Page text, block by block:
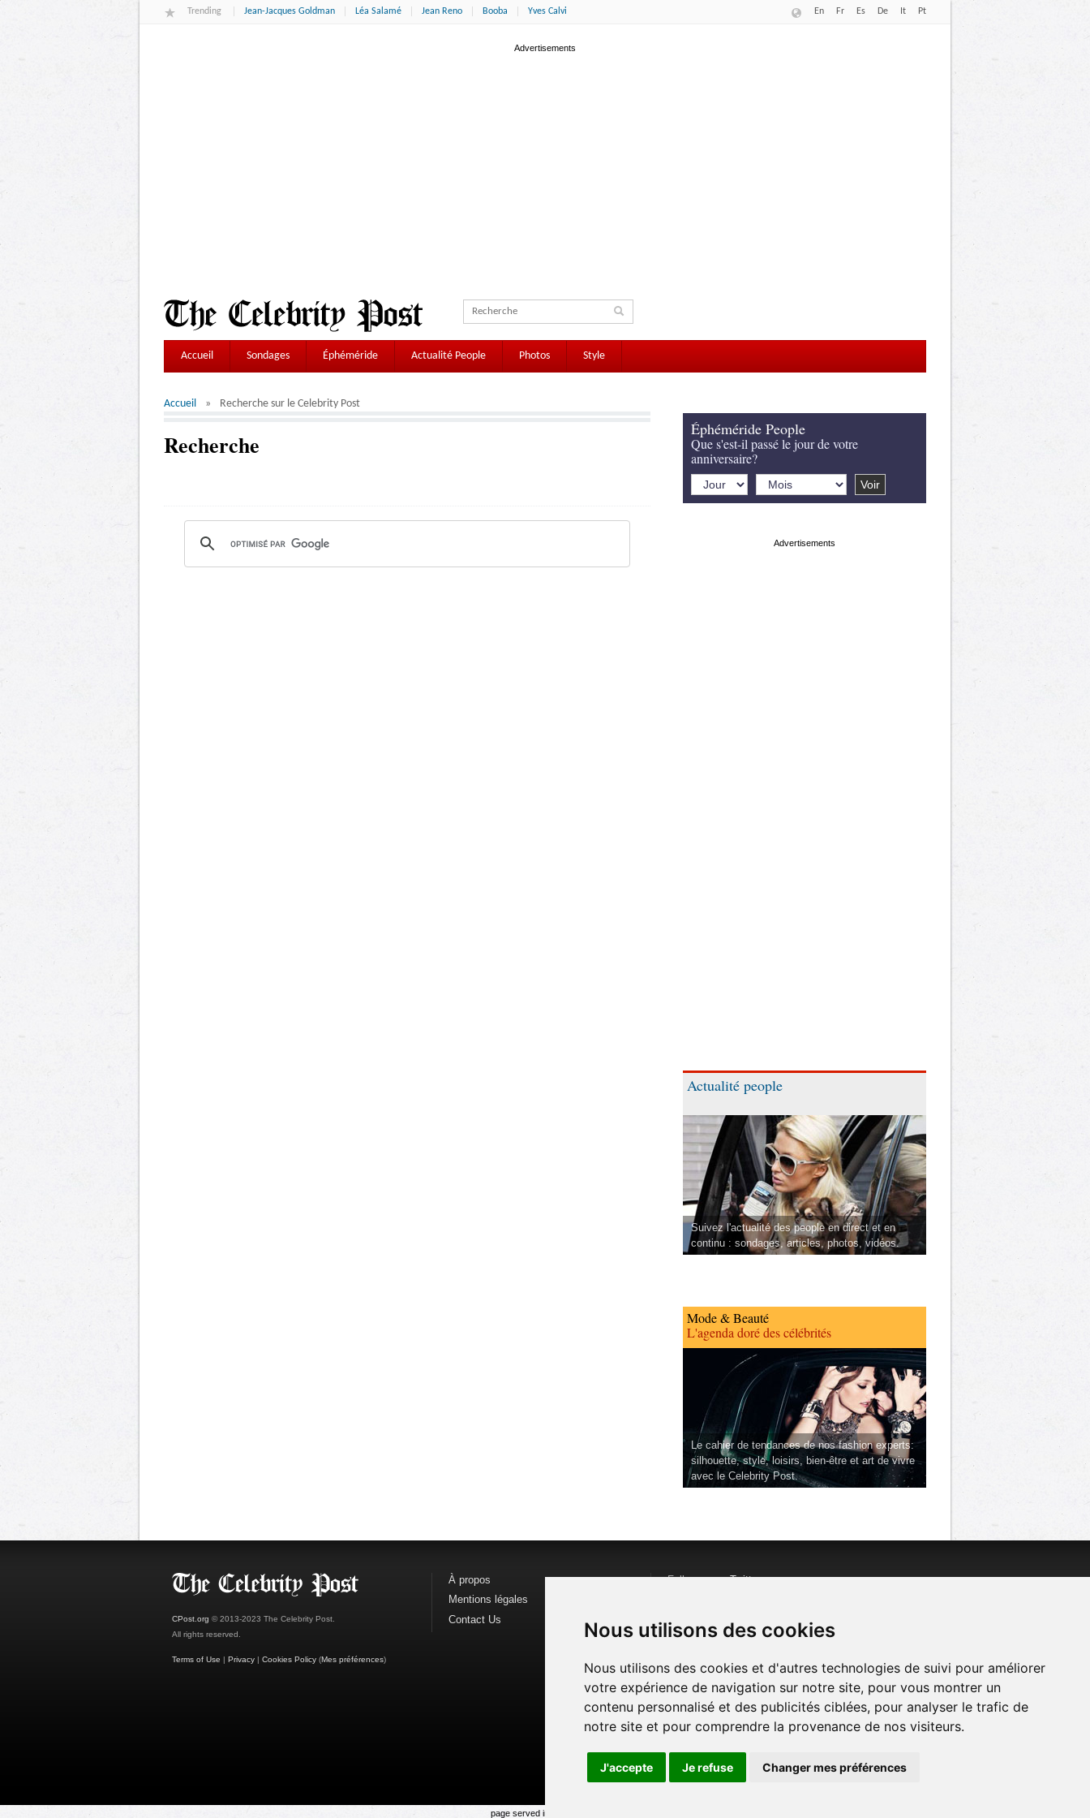
Nous utilisons des cookies
Nous utilisons des cookies et d'autres technologies de suivi pour améliorer
votre expérience de navigation sur notre site, pour vous montrer un
contenu personnalisé et des publicités ciblées, pour analyser le trafic de
notre site et pour comprendre la provenance de nos visiteurs.
J'accepte Je refuse Changer mes préférences
Trending Jean-Jacques Goldman Léa Salamé Jean Reno Booba Yves Calvi En Fr Es De It Pt
Accueil Sondages Éphéméride Actualité People Photos Style
Accueil Recherche sur le Celebrity Post
Recherche
Éphéméride People
Que s'est-il passé le jour de votre
anniversaire?
Actualité people
Suivez l'actualité des people en direct et en
continu : sondages, articles, photos, vidéos.
Mode & Beauté
L'agenda doré des célébrités
Le cahier de tendances de nos fashion experts:
silhouette, style, loisirs, bien-être et art de vivre
avec le Celebrity Post.
CPost.org © 2013-2023 The Celebrity Post.
All rights reserved.
Terms of Use | Privacy | Cookies Policy (Mes préférences)
À propos
Mentions légales
Contact Us
Follow us onTwitter
Watch us on
page served in 0.001s (0,5)